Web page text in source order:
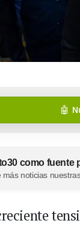
🤖
como fuente
más noticias